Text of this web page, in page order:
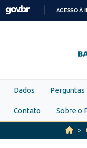
Skip to main content
ACESSO À
Dados Perguntas
Contato Sobre o